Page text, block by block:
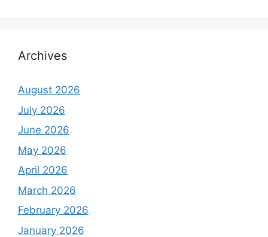
Archives
August 2026
July 2026
June 2026
May 2026
April 2026
March 2026
February 2026
January 2026